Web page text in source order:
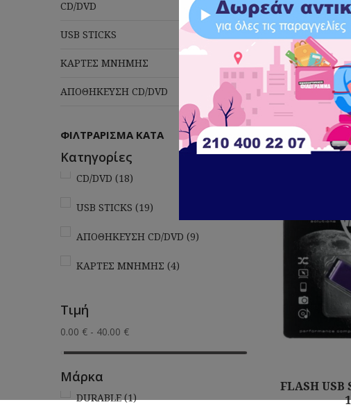
CD/DVD
USB STICKS
ΚΑΡΤΕΣ ΜΝΗΜΗΣ
ΑΠΟΘΗΚΕΥΣΗ CD/DVD
ΦΙΛΤΡΆΡΙΣΜΑ ΚΑΤΆ
Κατηγορίες
CD/DVD (18)
USB STICKS (19)
ΑΠΟΘΗΚΕΥΣΗ CD/DVD (9)
ΚΑΡΤΕΣ ΜΝΗΜΗΣ (4)
Τιμή
0.00 € - 40.00 €
Μάρκα
DURABLE(1)
Πλέγμα
FLASH USB